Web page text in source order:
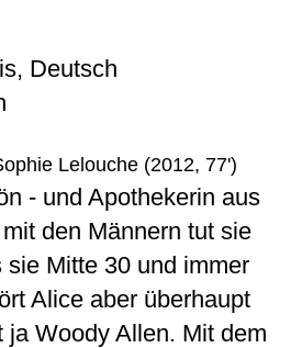
Deutsch
Lelouche (2012, 77')
- und Apothekerin aus
den Männern tut sie
Mitte 30 und immer
Alice aber überhaupt
ja Woody Allen. Mit dem